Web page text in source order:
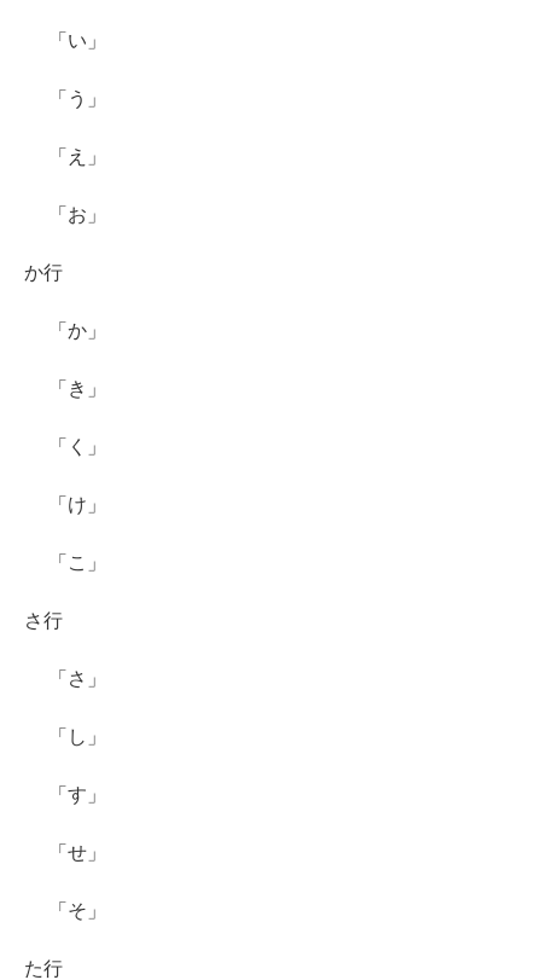
「い」
「う」
「え」
「お」
か行
「か」
「き」
「く」
「け」
「こ」
さ行
「さ」
「し」
「す」
「せ」
「そ」
た行